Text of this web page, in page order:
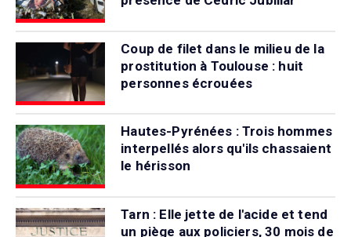
Coup de filet dans le milieu de la
prostitution à Toulouse : huit
personnes écrouées
Hautes-Pyrénées : Trois hommes
interpellés alors qu'ils chassaient
le hérisson
Tarn : Elle jette de l'acide et tend
un piège aux policiers, 30 mois de